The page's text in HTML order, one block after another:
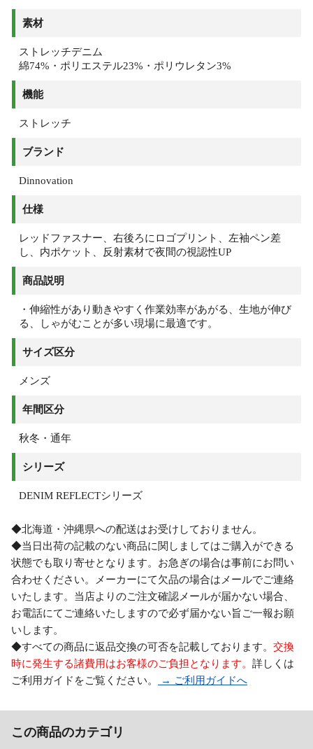
素材
ストレッチデニム
綿74%・ポリエステル23%・ポリウレタン3%
機能
ストレッチ
ブランド
Dinnovation
仕様
レッドファスナー、右後ろにロゴプリント、左袖ペン差
し、内ポケット、反射素材で夜間の視認性UP
商品説明
・伸縮性があり動きやすく作業効率があがる、生地が伸び
る、しゃがむことが多い現場に最適です。
サイズ区分
メンズ
年間区分
秋冬・通年
シリーズ
DENIM REFLECTシリーズ
◆北海道・沖縄県への配送はお受けしておりません。
◆当日出荷の記載のない商品に関しましてはご購入ができる
状態でも取り寄せとなります。お急ぎの場合は事前にお問い
合わせください。メーカーにて欠品の場合はメールでご連絡
いたします。当店よりのご注文確認メールが届かない場合、
お電話にてご連絡いたしますので必ず届かない旨ご一報お願
いします。
◆すべての商品に返品交換の可否を記載しております。 交換
時に発生する諸費用はお客様のご負担となります。 詳しくは
ご利用ガイドをご覧ください。
→ ご利用ガイドへ
この商品のカテゴリ